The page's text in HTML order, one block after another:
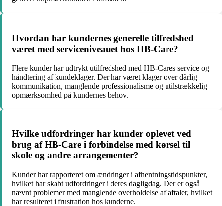
Hvordan har kundernes generelle tilfredshed
været med serviceniveauet hos HB-Care?
Flere kunder har udtrykt utilfredshed med HB-Cares service og
håndtering af kundeklager. Der har været klager over dårlig
kommunikation, manglende professionalisme og utilstrækkelig
opmærksomhed på kundernes behov.
Hvilke udfordringer har kunder oplevet ved
brug af HB-Care i forbindelse med kørsel til
skole og andre arrangementer?
Kunder har rapporteret om ændringer i afhentningstidspunkter,
hvilket har skabt udfordringer i deres dagligdag. Der er også
nævnt problemer med manglende overholdelse af aftaler, hvilket
har resulteret i frustration hos kunderne.